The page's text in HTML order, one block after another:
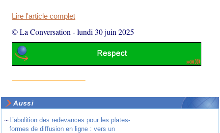
Lire l'article complet
© La Conversation -lundi 30 juin 2025
Aussi
~ L’abolition des redevances pour les plates-
formes de diffusion en ligne : vers un